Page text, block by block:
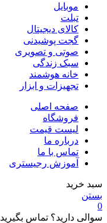
موبایل
تبلت
کالای دیجیتال
گجت پوشیدنی
صوتی و تصویری
سبک زندگی
خانه هوشمند
تجهیزات و ابزار
صفحه اصلی
فروشگاه
لیست قیمت
درباره ما
تماس با ما
آموزش رجیستری
سبد خرید
بستن
0
سوالی دارید؟ تماس بگیرید